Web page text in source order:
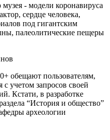
- модели коронавируса
сердце человека,
под гигантским
палеолитические пещеры
обещают пользователям,
с учетом запросов своей
Кстати, в разработке
“История и общество”
археологии